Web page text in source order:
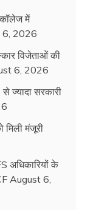
कॉलेज में
6, 2026
विजेताओं की
6, 2026
ज्यादा सरकारी
मंजूरी
अधिकारियों के
August 6,